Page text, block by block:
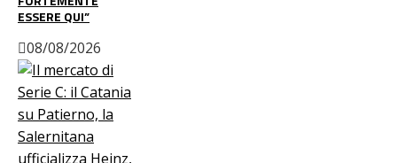
ESSERE QUI”
08/08/2026